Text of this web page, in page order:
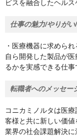
ビスを融合したヘル
仕事の魅力/やりが
・医療機器に求めら
自ら開発した製品が
るかを実感できる仕事
転職者へのメッセー
コニカミノルタは医
客様と共に新しい価
業界の社会課題解決に